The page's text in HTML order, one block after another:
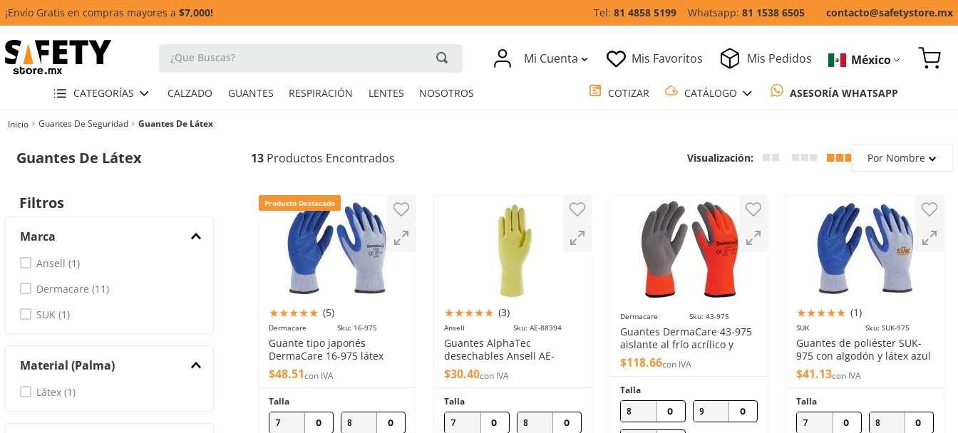
¡Envío Gratis en compras mayores a $7,000! 81 4858 5199 81 1538 6505 contacto@safetystore.mx
Mi Cuenta Mis Favoritos Mis Pedidos México
Guantes De Seguridad Guantes De Látex
Guantes De Látex 13 Por Nombre
Filtros
Marca
Ansell (1)
Dermacare (11)
SUK (1)
Material (palma)
Látex (1)
Producto Destacado
★★★★★ (5)
Dermacare Sku: 16-975
Guante tipo japonés
DermaCare 16-975 látex
22.1cm
$48.51con IVA
Talla
7
8
★★★★★ (3)
Ansell Sku: AE-88394
Guantes AlphaTec
desechables Ansell AE-
88394 caucho 30.5 cm
$30.40con IVA
Talla
7
8
Dermacare Sku: 43-975
Guantes DermaCare 43-975
aislante al frío acrílico y
látex 21cm
$118.66con IVA
Talla
8
9
★★★★★ (1)
SUK Sku: SUK-975
Guantes de poliéster SUK-
975 con algodón y látex azul
20cm
$41.13con IVA
Talla
7
8
MÁS BUSCADOS
chalecos
guantes
overol
arnes
cascos